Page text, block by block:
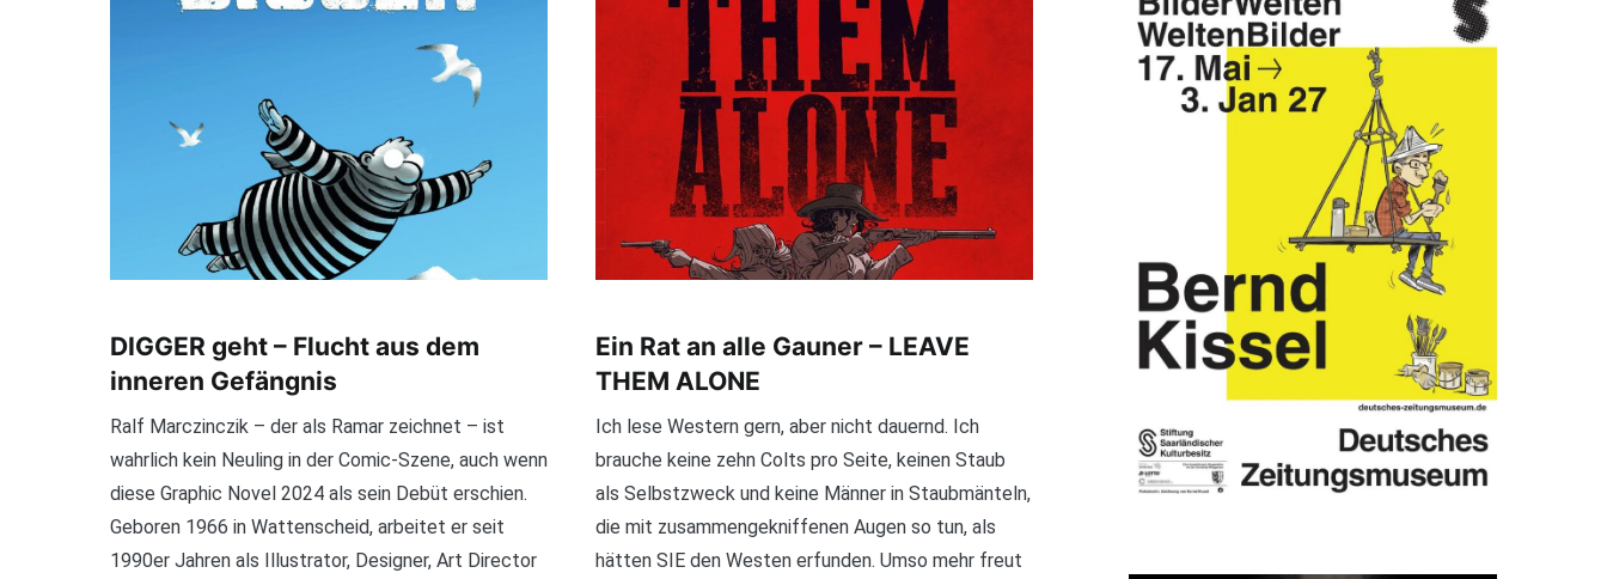
DIGGER geht – Flucht aus dem
inneren Gefängnis
Ralf Marczinczik – der als Ramar zeichnet – ist
wahrlich kein Neuling in der Comic-Szene, auch wenn
diese Graphic Novel 2024 als sein Debüt erschien.
Geboren 1966 in Wattenscheid, arbeitet er seit
1990er Jahren als Illustrator, Designer, Art Director
Ein Rat an alle Gauner – LEAVE
THEM ALONE
Ich lese Western gern, aber nicht dauernd. Ich
brauche keine zehn Colts pro Seite, keinen Staub
als Selbstzweck und keine Männer in Staubmänteln,
die mit zusammengekniffenen Augen so tun, als
hätten SIE den Westen erfunden. Umso mehr freut